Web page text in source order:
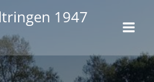
Inhalt
springen
1947